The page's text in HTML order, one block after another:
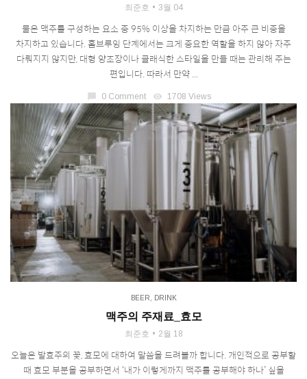
최준호 3월 04
물은 맥주를 구성하는 요소 중 95% 이상을 차지하는 만큼 아주 큰 비중을
차지하고 있습니다. 홈브루잉 단계에서는 크게 중요한 역할을 하지 않아 자주
다뤄지지 않지만, 대형 양조장이나 클래식한 스타일을 만들 때는 관리해 주는
편입니다. 따라서 만약 ...
0 Comment visibility 1708 Views
BEER DRINK
맥주의 주재료_효모
최준호 2월 18
오늘은 발효주의 꽃, 효모에 대하여 말씀을 드려볼까 합니다. 개인적으로 공부할
때 효모 부분을 공부하면서 ‘내가 이렇게까지 맥주를 공부해야 하나’ 싶을